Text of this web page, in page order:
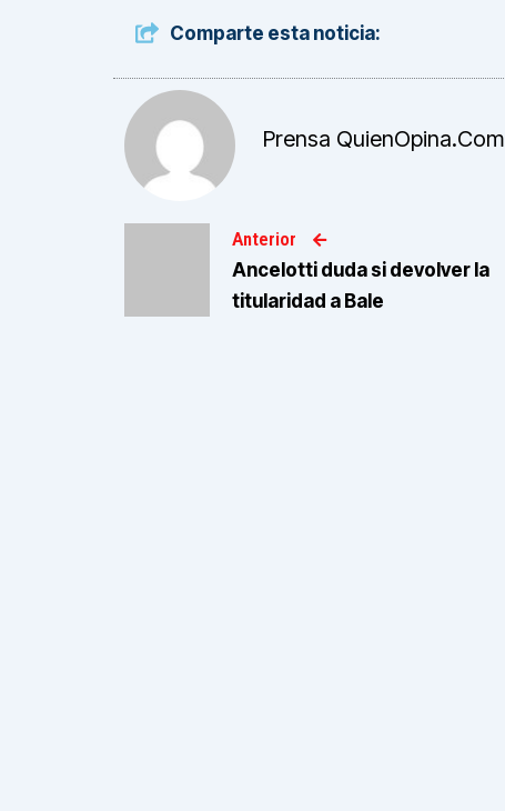
Comparte esta noticia:
Prensa QuienOpina.com
Anterior
Ancelotti duda si devolver la
titularidad a Bale